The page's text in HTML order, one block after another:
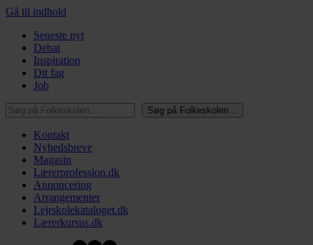
Gå til indhold
Seneste nyt
Debat
Inspiration
Dit fag
Job
Søg på Folkeskolen…
Søg på Folkeskolen…
Kontakt
Nyhedsbreve
Magasin
Lærerprofession.dk
Annoncering
Arrangementer
Lejrskolekataloget.dk
Lærerkursus.dk